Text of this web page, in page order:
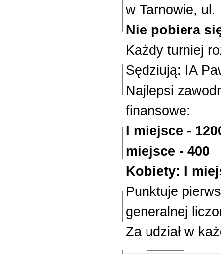
w Tarnowie, ul.
Nie pobiera
Każdy turniej
Sędziują: IA
Najlepsi
finansowe:
I miejsce -
miejsce - 400
Kobiety: I
Punktuje
generalnej
Za udział w